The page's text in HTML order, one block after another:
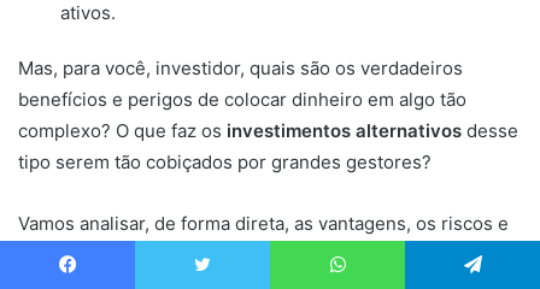
ativos.
Mas, para você, investidor, quais são os verdadeiros
benefícios e perigos de colocar dinheiro em algo tão
complexo? O que faz os investimentos alternativos desse
tipo serem tão cobiçados por grandes gestores?
Vamos analisar, de forma direta, as vantagens, os riscos e
como os
fundos exóticos litigation finance